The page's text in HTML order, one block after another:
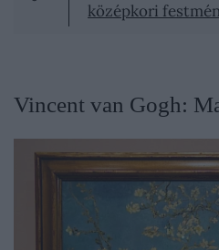
középkori
Vincent van Gogh: